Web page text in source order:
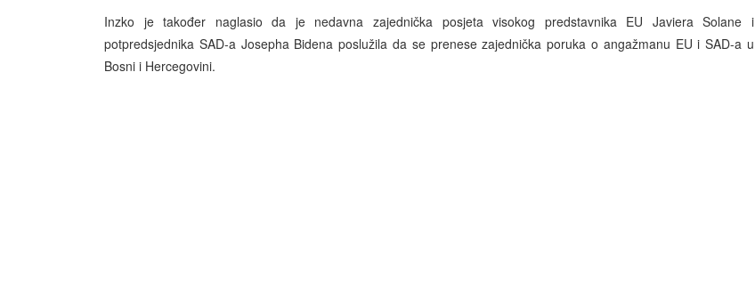
Inzko je također naglasio da je nedavna zajednička posjeta visokog predstavnika EU Javiera Solane i
potpredsjednika SAD-a Josepha Bidena poslužila da se prenese zajednička poruka o angažmanu EU i SAD-a u
Bosni i Hercegovini.